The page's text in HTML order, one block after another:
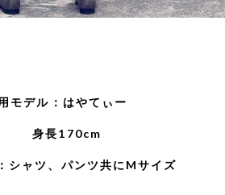
モデル：はやてぃー
身長170cm
シャツ、パンツ共にMサイズ